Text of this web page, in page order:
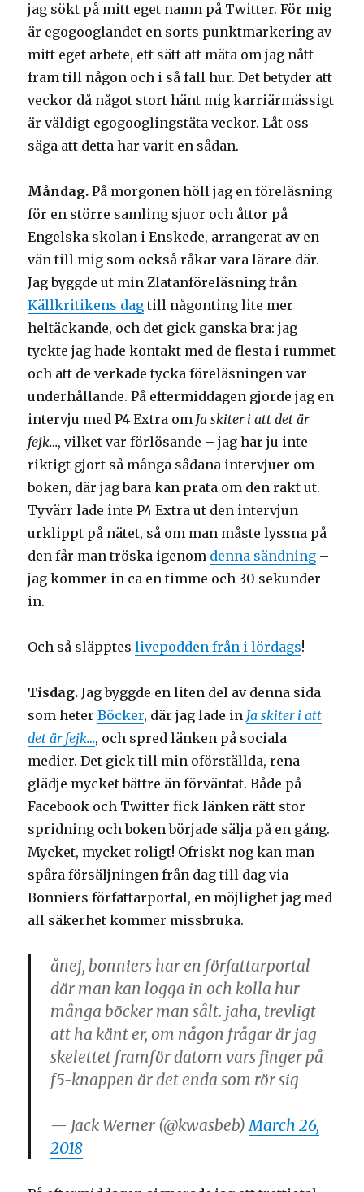
jag sökt på mitt eget namn på Twitter. För mig
är egogooglandet en sorts punktmarkering av
mitt eget arbete, ett sätt att mäta om jag nått
fram till någon och i så fall hur. Det betyder att
veckor då något stort hänt mig karriärmässigt
är väldigt egogooglingstäta veckor. Låt oss
säga att detta har varit en sådan.
Måndag.På morgonen höll jag en föreläsning
för en större samling sjuor och åttor på
Engelska skolan i Enskede, arrangerat av en
vän till mig som också råkar vara lärare där.
Jag byggde ut min Zlatanföreläsning från
Källkritikens dag till någonting lite mer
heltäckande, och det gick ganska bra: jag
tyckte jag hade kontakt med de flesta i rummet
och att de verkade tycka föreläsningen var
underhållande. På eftermiddagen gjorde jag en
intervju med P4 Extra om Ja skiter i att det är
fejk…, vilket var förlösande – jag har ju inte
riktigt gjort så många sådana intervjuer om
boken, där jag bara kan prata om den rakt ut.
Tyvärr lade inte P4 Extra ut den intervjun
urklippt på nätet, så om man måste lyssna på
den får man tröska igenom denna sändning –
jag kommer in ca en timme och 30 sekunder
in.
Och så släppteslivepodden från i lördags!
Tisdag.Jag byggde en liten del av denna sida
som heterBöcker, där jag lade in Ja skiter i att
det är fejk…, och spred länken på sociala
medier. Det gick till min oförställda, rena
glädje mycket bättre än förväntat. Både på
Facebook och Twitter fick länken rätt stor
spridning och boken började sälja på en gång.
Mycket, mycket roligt! Ofriskt nog kan man
spåra försäljningen från dag till dag via
Bonniers författarportal, en möjlighet jag med
all säkerhet kommer missbruka.
ånej, bonniers har en författarportal
där man kan logga in och kolla hur
många böcker man sålt. jaha, trevligt
att ha känt er, om någon frågar är jag
skelettet framför datorn vars finger på
f5-knappen är det enda som rör sig
— Jack Werner (@kwasbeb)March 26,
2018